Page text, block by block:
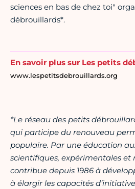
sciences en bas de chez toi"
débrouillards*.
En savoir plus sur Les petits
www.lespetitsdebrouillards.org
*Le réseau des petits
qui participe du renouveau
populaire. Par une éducation
scientifiques, expérimentales et
contribue depuis 1986 à
à élargir les capacités